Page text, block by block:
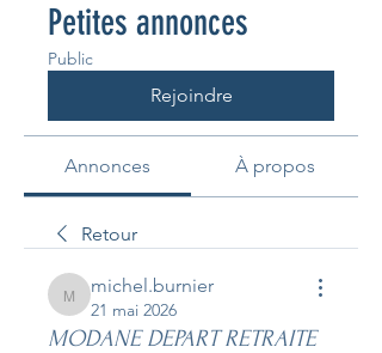
Petites annonces
Public
Rejoindre
Annonces À propos
Retour
michel.burnier
michel.burnier
21 mai 2026
MODANE DEPART RETRAITE